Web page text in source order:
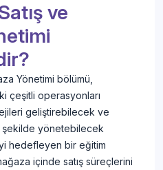
ve
Yönetimi bölümü,
çeşitli operasyonları
geliştirebilecek ve
şekilde yönetebilecek
hedefleyen bir eğitim
içinde satış süreçlerini